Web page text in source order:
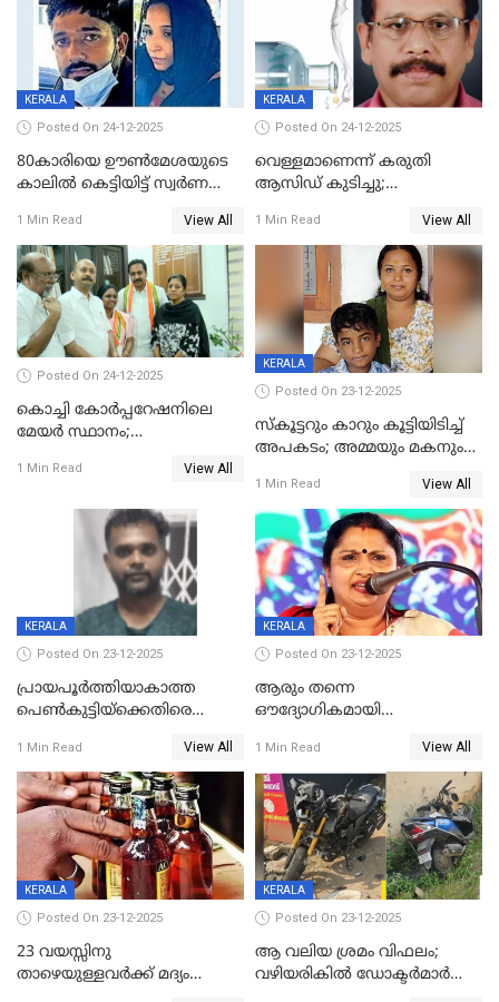
KERALA
Posted On 24-12-2025
80കാരിയെ ഊൺമേശയുടെ
കാലിൽ കെട്ടിയിട്ട് സ്വർണവും
കൊച്ചുമകനും സുഹൃത്തും
അറസ്റ്റിൽ
1 Min Read View All
KERALA
Posted On 24-12-2025
വെള്ളമാണെന്ന് കരുതി
ആസിഡ് കുടിച്ചു;
മരിച്ചു
1 Min Read View All
Posted On 24-12-2025
കൊച്ചി കോര്‍പ്പറേഷനിലെ
മേയര്‍ സ്ഥാനം;
രൂക്ഷം
1 Min Read View All
KERALA
Posted On 23-12-2025
സ്കൂട്ടറും കാറും കൂട്ടിയിടിച്ച്
അപകടം; അമ്മയും മകനും
ഗുരുതരാവസ്ഥയിൽ
1 Min Read View All
KERALA
Posted On 23-12-2025
പ്രായപൂർത്തിയാകാത്ത
പെൺകുട്ടിയ്ക്കെതിരെ
59 വർഷം തടവും 90,൦൦൦ രൂപ
പിഴയും ശിക്ഷ
1 Min Read View All
KERALA
Posted On 23-12-2025
ആരും തന്നെ
ഔദ്യോഗികമായി
കണ്ടെത്താൻ ഇന്ന് കോർ
കമ്മിറ്റി കൂടിയില്ല';
അതൃപ്തിയുമായി ദീപ്തി മേരി
വർഗീസ്
1 Min Read View All
KERALA
Posted On 23-12-2025
23 വയസ്സിനു
താഴെയുള്ളവർക്ക് മദ്യം
KERALA
Posted On 23-12-2025
ആ വലിയ ശ്രമം വിഫലം;
വഴിയരികില്‍ ‌ഡോക്ടര്‍മാര്‍